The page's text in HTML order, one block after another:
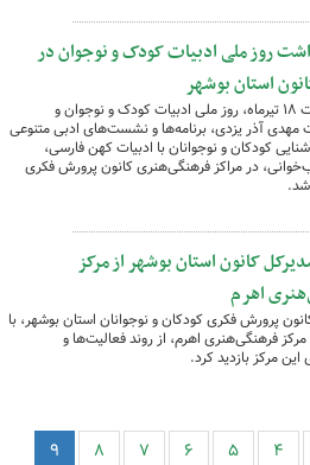
روز ملی ادبیات کودک و نوجوان در
استان بوشهر
به مناسبت ۱۸ تیرماه، روز ملی ادبیات کودک و نوجوان و
مهدی آذر یزدی، برنامه‌ها و نشست‌های ادبی متنوعی
کودکان و نوجوانان با ادبیات کهن فارسی،
در مراکز فرهنگی‌هنری کانون پرورش فکری
شد.
کانون استان بوشهر از مرکز
اهرم
پرورش فکری کودکان و نوجوانان استان بوشهر، با
فرهنگی‌هنری اهرم، از روند فعالیت‌ها و
این مرکز بازدید کرد.
۴ ۵ ۶ ۷ ۸ ۹